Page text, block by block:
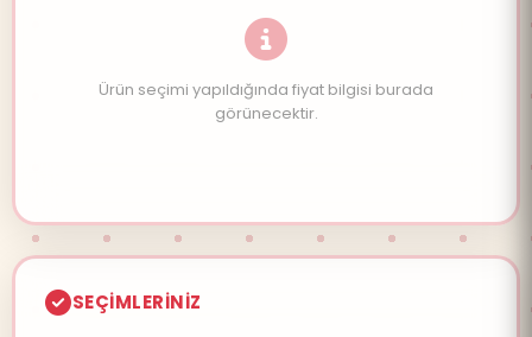
SEÇIMLERINIZ
Ürün seçimi yapıldığında fiyat bilgisi burada
görünecektir.